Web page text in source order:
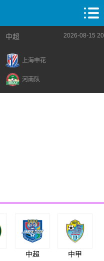
中超 2026-08-15
上海申花
河南队
中超 中甲